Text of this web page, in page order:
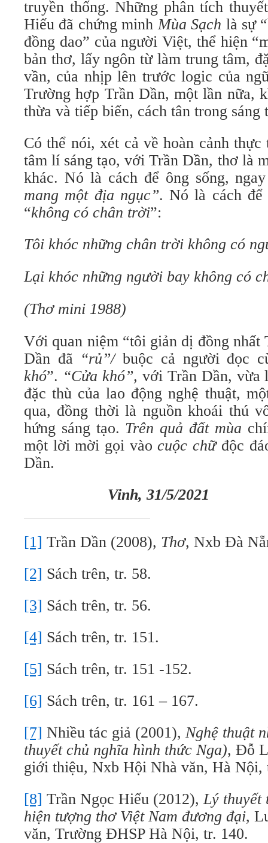
truyền thống. Những phân tích
Hiếu đã chứng minhMùa Sạch là sự
đồng dao” của người Việt, thể hiện
bản thơ, lấy ngôn từ làm trung tâm,
vần, của nhịp lên trước logic của
Trường hợp Trần Dần, một lần nữa,
thừa và tiếp biến, cách tân trong
Có thể nói, xét cả về hoàn cảnh
tâm lí sáng tạo, với Trần Dần, thơ là
khác. Nó là cách để ông sống,
mang một địa ngục”. Nó là cách để
“không có chân trời”:
Tôi khóc những chân trời không có
Lại khóc những người bay không có
(Thơ mini 1988)
Với quan niệm “tôi giản dị đồng
Dần đã “rủ”/buộc cả người đọc
khó”. “Cửa khó”, với Trần Dần, vừa
đặc thù của lao động nghệ thuật,
qua, đồng thời là nguồn khoái thú
hứng sáng tạo. Trên quả đất mùa
một lời mời gọi vàocuộc chữđộc
Dần.
Vinh, 31/5/2021
[1] Trần Dần (2008), Thơ, Nxb Đà
[2] Sách trên, tr. 58.
[3] Sách trên, tr. 56.
[4] Sách trên, tr. 151.
[5] Sách trên, tr. 151 -152.
[6] Sách trên, tr. 161 – 167.
[7] Nhiều tác giả (2001), Nghệ thuật
thuyết chủ nghĩa hình thức Nga), Đỗ
giới thiệu, Nxb Hội Nhà văn, Hà Nội,
[8] Trần Ngọc Hiếu (2012),Lý thuyết
hiện tượng thơ Việt Nam đương đại,
văn, Trường ĐHSP Hà Nội, tr. 140.